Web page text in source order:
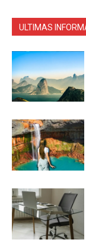
ULTIMAS